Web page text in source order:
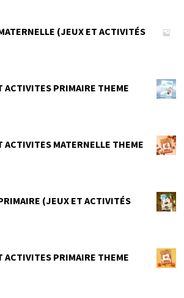
(JEUX ET ACTIVITÉS
ACTIVITES PRIMAIRE THEME
ACTIVITES MATERNELLE THEME
(JEUX ET ACTIVITÉS
ACTIVITES PRIMAIRE THEME